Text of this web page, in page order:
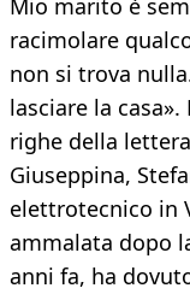
Mio marito è
racimolare
non si trova
lasciare la
righe della
Giuseppina,
elettrotecnico in
ammalata dopo
anni fa, ha